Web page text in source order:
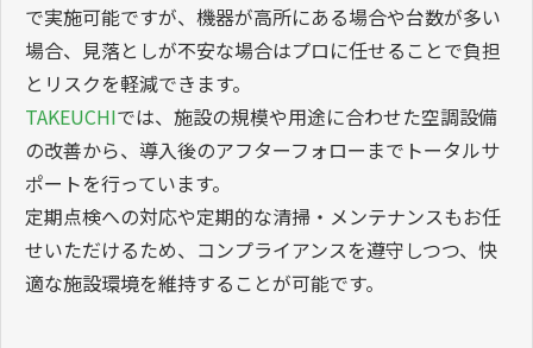
で実施可能ですが、機器が高所にある場合や台数が多い
場合、見落としが不安な場合はプロに任せることで負担
とリスクを軽減できます。
TAKEUCHIでは、施設の規模や用途に合わせた空調設備
の改善から、導入後のアフターフォローまでトータルサ
ポートを行っています。
定期点検への対応や定期的な清掃・メンテナンスもお任
せいただけるため、コンプライアンスを遵守しつつ、快
適な施設環境を維持することが可能です。